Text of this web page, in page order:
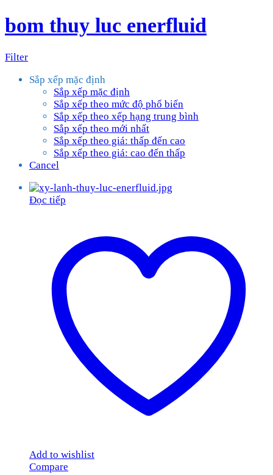
bom thuy luc enerfluid
Filter
Sắp xếp mặc định
Sắp xếp mặc định
Sắp xếp theo mức độ phổ biến
Sắp xếp theo xếp hạng trung bình
Sắp xếp theo mới nhất
Sắp xếp theo giá: thấp đến cao
Sắp xếp theo giá: cao đến thấp
Cancel
Đọc tiếp
Add to wishlist
Compare